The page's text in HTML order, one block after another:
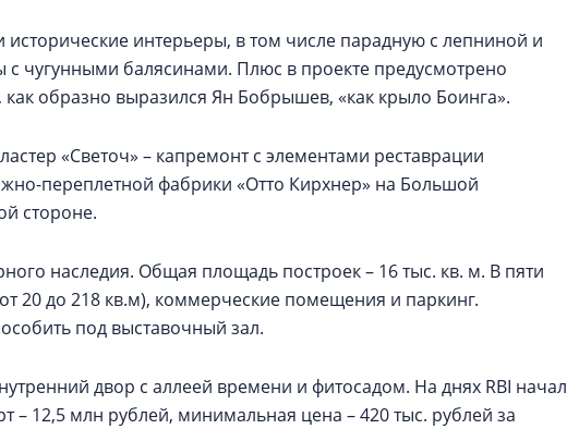
исторические интерьеры, в том числе парадную с лепниной и
с чугунными балясинами. Плюс в проекте предусмотрено
как образно выразился Ян Бобрышев, «как крыло Боинга».
«Светоч» – капремонт с элементами реставрации
переплетной фабрики «Отто Кирхнер» на Большой
стороне.
наследия. Общая площадь построек – 16 тыс. кв. м. В пяти
20 до 218 кв.м), коммерческие помещения и паркинг.
под выставочный зал.
двор с аллеей времени и фитосадом. На днях RBI начал
12,5 млн рублей, минимальная цена – 420 тыс. рублей за